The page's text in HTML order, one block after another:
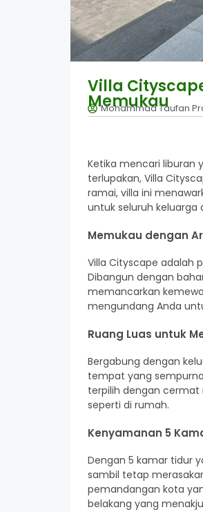
Villa
Memukau
Mohammad Taufan
Ketika mencari liburan
terlupakan, Villa
ramai, villa ini
untuk seluruh
Memukau dengan
Villa Cityscape adalah
Dibangun dengan
memancarkan
mengundang Anda
Ruang Luas untuk
Bergabung dengan
tempat yang
terpilih dengan
seperti di rumah.
Kenyamanan 5
Dengan 5 kamar tidur
sambil tetap
pemandangan kota
belakang yang